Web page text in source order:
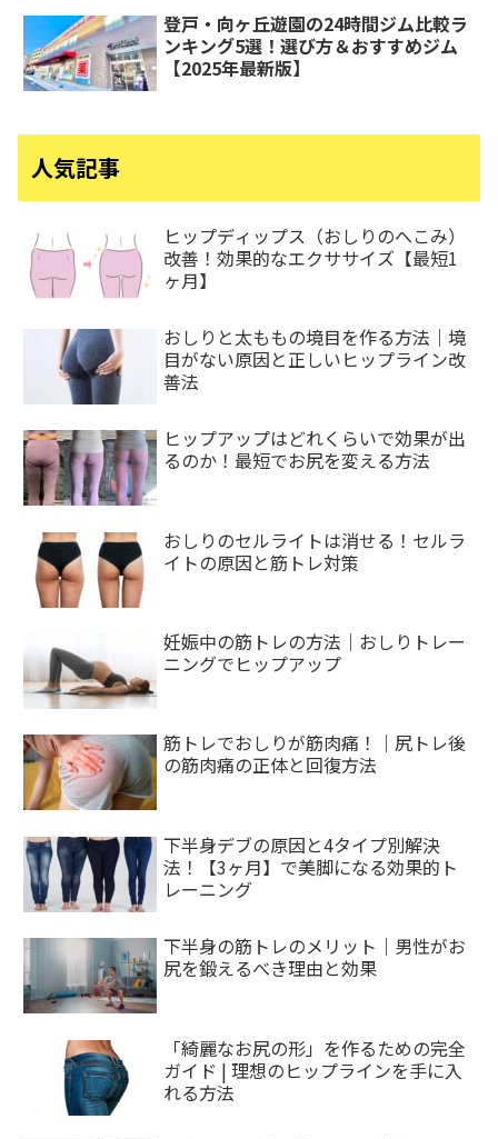
登戸・向ヶ丘遊園の24時間ジム比較ラ
ンキング5選！選び方＆おすすめジム
【2025年最新版】
人気記事
ヒップディップス（おしりのへこみ）
改善！効果的なエクササイズ【最短1
ヶ月】
おしりと太ももの境目を作る方法｜境
目がない原因と正しいヒップライン改
善法
ヒップアップはどれくらいで効果が出
るのか！最短でお尻を変える方法
おしりのセルライトは消せる！セルラ
イトの原因と筋トレ対策
妊娠中の筋トレの方法｜おしりトレー
ニングでヒップアップ
筋トレでおしりが筋肉痛！｜尻トレ後
の筋肉痛の正体と回復方法
下半身デブの原因と4タイプ別解決
法！【3ヶ月】で美脚になる効果的ト
レーニング
下半身の筋トレのメリット｜男性がお
尻を鍛えるべき理由と効果
「綺麗なお尻の形」を作るための完全
ガイド | 理想のヒップラインを手に入
れる方法